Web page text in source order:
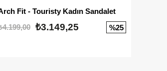
Fit - Touristy Kadın Sandalet
₺3.149,25 %25